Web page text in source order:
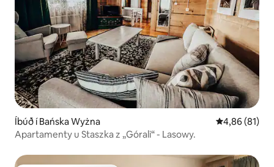
Íbúð í Bańska Wyżna 4,86 af 5 í
4,86 (81)
Apartamenty u Staszka z „Górali“ - Lasowy.